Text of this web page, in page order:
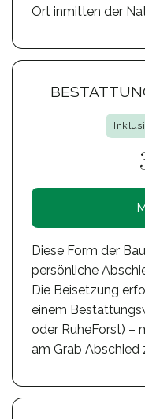
Ort inmitten der
Diese Form der
persönliche
Die Beisetzung
einem
oder RuheForst) –
am Grab Abschied